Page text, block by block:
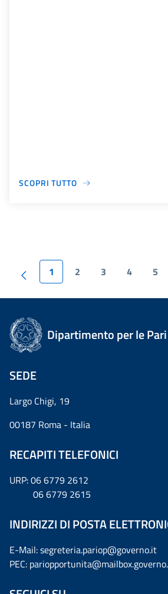
SCOPRI TUTTO
1 2 3 4 5
Dipartimento per le
SEDE
Largo Chigi, 19
00187 Roma - Italia
RECAPITI TELEFONICI
URP: 06 6779 2612
06 6779 2615
INDIRIZZI DI POSTA
E-Mail: segreteria.pariop@governo.it
PEC: